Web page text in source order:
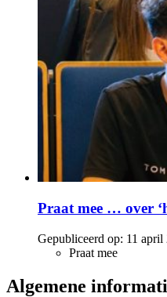
Praat mee … over
Gepubliceerd op: 11 april
Praat mee
Algemene